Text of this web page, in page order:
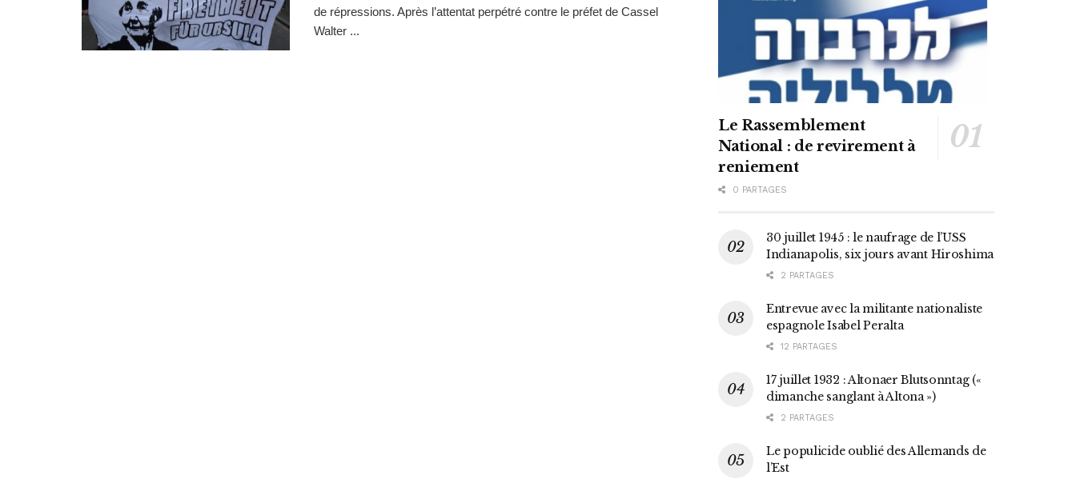
de répressions. Après l’attentat perpétré contre le préfet de Cassel
Walter ...
Le Rassemblement
National : de revirement à
reniement
0 PARTAGES
30 juillet 1945 : le naufrage de l’USS
Indianapolis, six jours avant Hiroshima
2 PARTAGES
Entrevue avec la militante nationaliste
espagnole Isabel Peralta
12 PARTAGES
17 juillet 1932 : Altonaer Blutsonntag («
dimanche sanglant à Altona »)
2 PARTAGES
Le populicide oublié des Allemands de
l’Est